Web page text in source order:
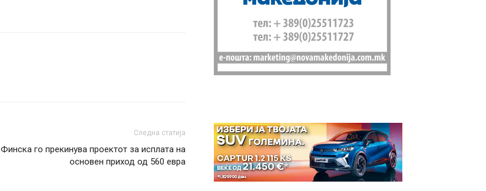
Следна статија
Финска го прекинува проектот за исплата на
основен приход од 560 евра